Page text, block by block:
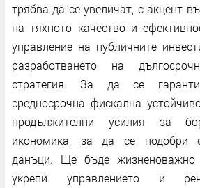
трябва да се увеличат, с акцент
на тяхното качество и
управление на публичните
разработването на
стратегия. За да се
средносрочна фискална
продължителни усилия за
икономика, за да се подобри
данъци. Ще бъде
укрепи управлението и